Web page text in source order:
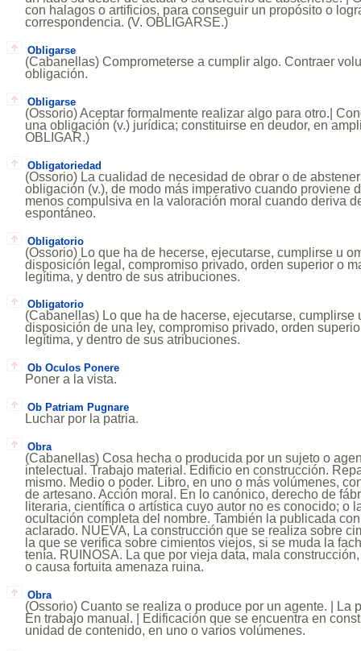
con halagos o artificios, para conseguir un propósito o
correspondencia. (V. OBLIGARSE.)
Obligarse
(Cabanellas) Comprometerse a cumplir algo. Contraer
obligación.
Obligarse
(Ossorio) Aceptar formalmente realizar algo para otro.|
una obligación (v.) jurídica; constituirse en deudor, en
OBLIGAR.)
Obligatoriedad
(Ossorio) La cualidad de necesidad de obrar o de
obligación (v.), de modo más imperativo cuando proviene
menos compulsiva en la valoración moral cuando deriva
espontáneo.
Obligatorio
(Ossorio) Lo que ha de hecerse, ejecutarse, cumplirse u
disposición legal, compromiso privado, orden superior o
legítima, y dentro de sus atribuciones.
Obligatorio
(Cabanellas) Lo que ha de hacerse, ejecutarse, cumplirse
disposición de una ley, compromiso privado, orden
legítima, y dentro de sus atribuciones.
Ob Oculos Ponere
Poner a la vista.
Ob Patriam Pugnare
Luchar por la patria.
Obra
(Cabanellas) Cosa hecha o producida por un sujeto o
intelectual. Trabajo material. Edificio en construcción.
mismo. Medio o poder. Libro, en uno o más volúmenes,
de artesano. Acción moral. En lo canónico, derecho de
literaria, científica o artística cuyo autor no es conocido; o
ocultación completa del nombre. También la publicada
aclarado. NUEVA, La construcción que se realiza sobre
la que se verifica sobre cimientos viejos, si se muda la
tenía. RUINOSA. La que por vieja data, mala
o causa fortuita amenaza ruina.
Obra
(Ossorio) Cuanto se realiza o produce por un agente. | La
En trabajo manual. | Edificación que se encuentra en
unidad de contenido, en uno o varios volúmenes.